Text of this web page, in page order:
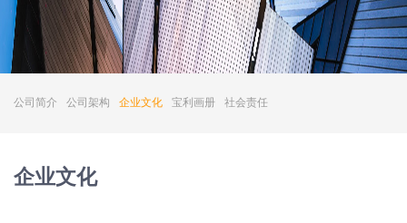
公司简介 公司架构 企业文化 宝利画册 社会责任
企业文化